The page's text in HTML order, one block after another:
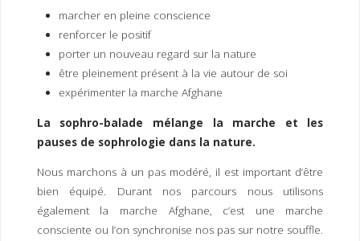
marcher en pleine conscience
renforcer le positif
porter un nouveau regard sur la nature
être pleinement présent à la vie autour de soi
expérimenter la marche Afghane
La sophro-balade mélange la marche et les
pauses de sophrologie dans la nature.
Nous marchons à un pas modéré, il est important d’être
bien équipé. Durant nos parcours nous utilisons
également la marche Afghane, c’est une marche
consciente ou l’on synchronise nos pas sur notre souffle.